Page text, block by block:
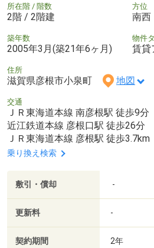
所在階 / 階数
2階 / 2階建
方位
南西
築年数
2005年3月(築21年6ヶ月)
物件
賃貸
住所
滋賀県彦根市小泉町 地図
交通
ＪＲ東海道本線 南彦根駅 徒歩9分
近江鉄道本線 彦根口駅 徒歩26分
ＪＲ東海道本線 彦根駅 徒歩3.7km
乗り換え検索
敷引・償却 -
更新料 -
契約期間 2年